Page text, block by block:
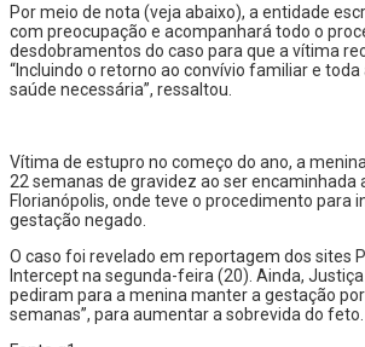
Por meio de nota (veja abaixo), a entidade
com preocupação e acompanhará todo o
desdobramentos do caso para que a vítima
“Incluindo o retorno ao convívio familiar e toda
saúde necessária”, ressaltou.
Vítima de estupro no começo do ano, a
22 semanas de gravidez ao ser encaminhada
Florianópolis, onde teve o procedimento para
gestação negado.
O caso foi revelado em reportagem dos sites
Intercept na segunda-feira (20). Ainda,
pediram para a menina manter a gestação
semanas”, para aumentar a sobrevida do feto.